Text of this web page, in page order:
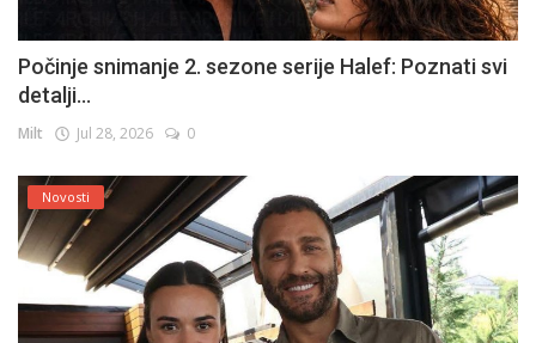
Počinje snimanje 2. sezone serije Halef: Poznati svi
detalji...
Milt Jul 28, 2026 0
Novosti